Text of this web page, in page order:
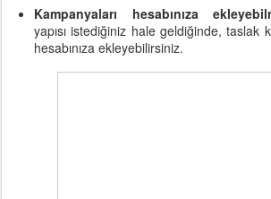
Kampanyaları hesabınıza
yapısı istediğiniz hale geldiğinde, taslak
hesabınıza ekleyebilirsiniz.